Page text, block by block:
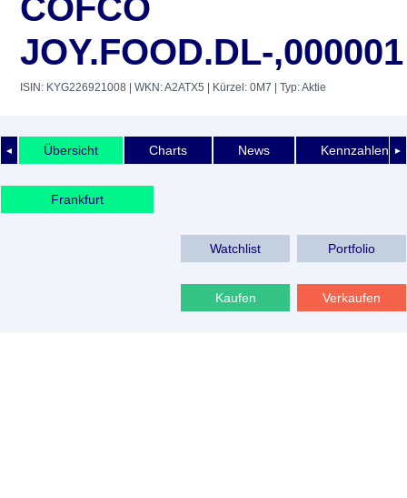
COFCO
JOY.FOOD.DL-,000001
ISIN: KYG226921008 | WKN: A2ATX5 | Kürzel: 0M7 | Typ: Aktie
◄ ►
Übersicht Charts News Kennzahlen
Frankfurt
Watchlist Portfolio
Kaufen Verkaufen